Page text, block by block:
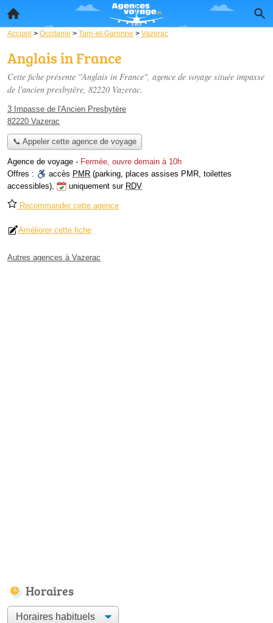
Accueil > Occitanie > Tarn-et-Garonne > Vazerac
Anglais in France
Cette fiche présente "Anglais in France", agence de voyage située impasse
de l'ancien presbytère, 82220 Vazerac.
3 Impasse de l'Ancien Presbytère
82220 Vazerac
📞 Appeler cette agence de voyage
Agence de voyage - Fermée, ouvre demain à 10h
Offres :
accès PMR (parking, places assises PMR, toilettes
accessibles), uniquement sur RDV
Recommander cette agence
Améliorer cette fiche
Autres agences à Vazerac
Horaires